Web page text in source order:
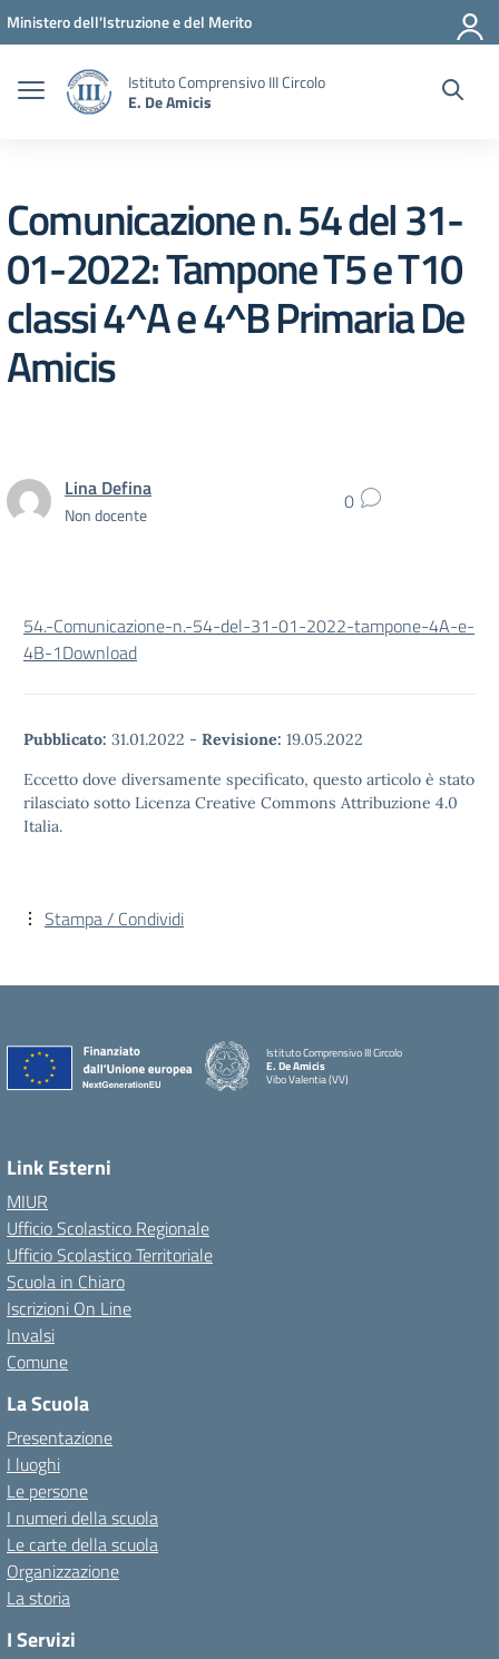
Vai ai contenuti
Vai al menu di navigazione
Vai al footer
Ministero dell'Istruzione e del Merito
Istituto Comprensivo III Circolo
E. De Amicis
Comunicazione n. 54 del 31-
01-2022: Tampone T5 e T10
classi 4^A e 4^B Primaria De
Amicis
Lina Defina
Non docente 0
54.-Comunicazione-n.-54-del-31-01-2022-tampone-4A-e-
4B-1Download
Pubblicato: 31.01.2022 - Revisione: 19.05.2022
Eccetto dove diversamente specificato, questo articolo è stato
rilasciato sotto Licenza Creative Commons Attribuzione 4.0
Italia.
Stampa / Condividi
Istituto Comprensivo III Circolo
E. De Amicis
Vibo Valentia (VV)
Link Esterni
MIUR
Ufficio Scolastico Regionale
Ufficio Scolastico Territoriale
Scuola in Chiaro
Iscrizioni On Line
Invalsi
Comune
La Scuola
Presentazione
I luoghi
Le persone
I numeri della scuola
Le carte della scuola
Organizzazione
La storia
I Servizi